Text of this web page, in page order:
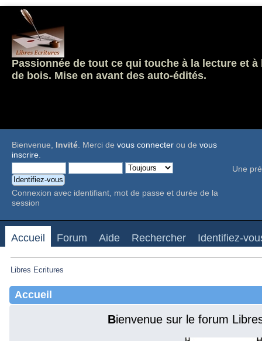
Passionnée de tout ce qui touche à la lecture et
de bois. Mise en avant des auto-édités.
Bienvenue, Invité. Merci de vous connecter ou de vous
inscrire.
Connexion avec identifiant, mot de passe et durée de la
session
Une
Accueil Forum Aide Rechercher Identifiez-
Libres Ecritures
Accueil
Bienvenue sur le forum